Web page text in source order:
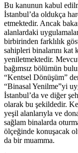
Bu kanunun kabul
İstanbul’da oldukça
etmektedir. Ancak
alanlardaki
birbirinden farklılık
sahipleri binalarını kat
yeniletmektedir.
bağımsız bölümün
“Kentsel Dönüşüm”
“Binasal Yenilme”yi
İstanbul’da ve diğer
olarak bu şekildedir.
yeşil alanlarıyla ve
sağlam binalarda
ölçeğinde konuşacak
da bir muamma.